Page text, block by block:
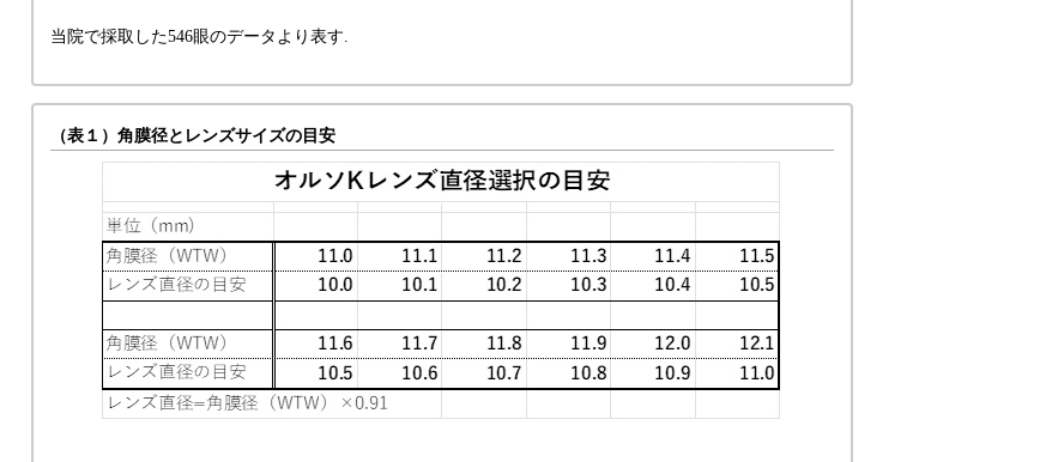
当院で採取した546眼のデータより表す.
（表１）角膜径とレンズサイズの目安